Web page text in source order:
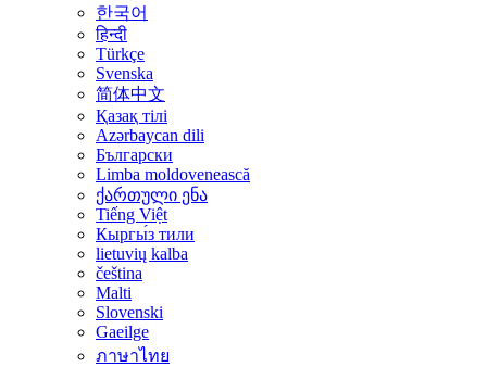
한국어
हिन्दी
Türkçe
Svenska
简体中文
Қазақ тілі
Azərbaycan dili
Български
Limba moldovenească
ქართული ენა
Tiếng Việt
Кыргы́з тили
lietuvių kalba
čeština
Malti
Slovenski
Gaeilge
ภาษาไทย